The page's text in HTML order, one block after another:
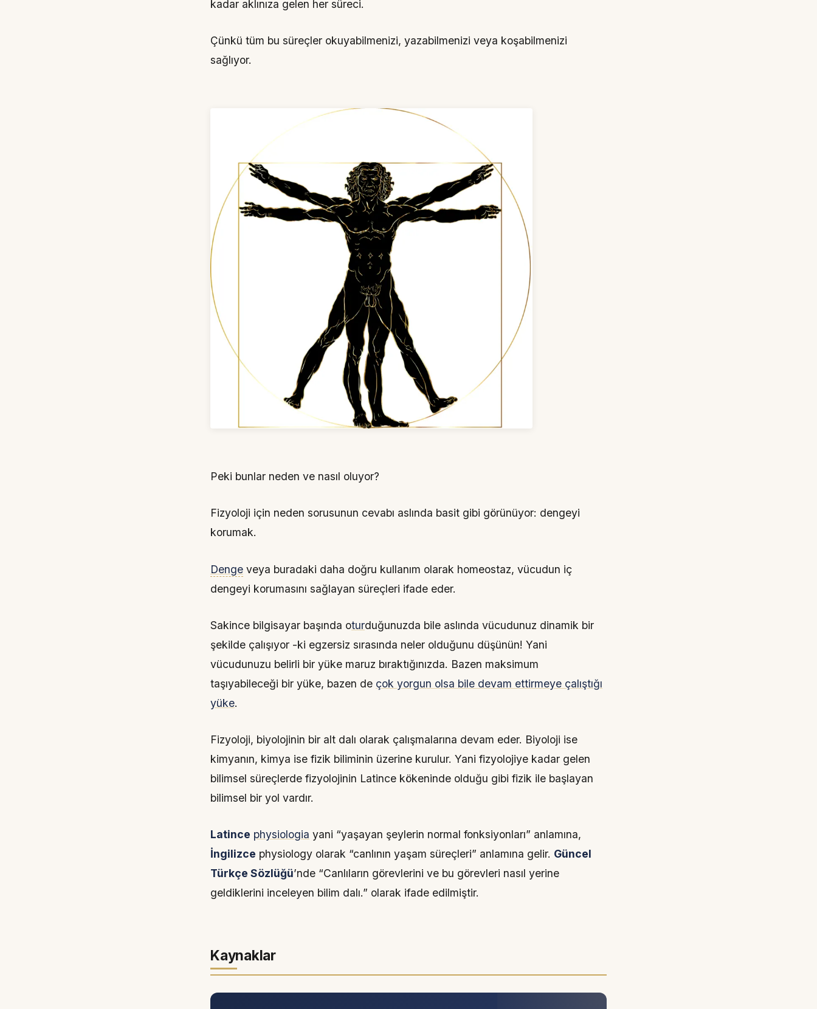
kadar aklınıza gelen her süreci.
Çünkü tüm bu süreçler okuyabilmenizi, yazabilmenizi veya koşabilmenizi
sağlıyor.
Peki bunlar neden ve nasıl oluyor?
Fizyoloji için neden sorusunun cevabı aslında basit gibi görünüyor: dengeyi
korumak.
Denge veya buradaki daha doğru kullanım olarak homeostaz, vücudun iç
dengeyi korumasını sağlayan süreçleri ifade eder.
Sakince bilgisayar başında oturduğunuzda bile aslında vücudunuz dinamik bir
şekilde çalışıyor -ki egzersiz sırasında neler olduğunu düşünün! Yani
vücudunuzu belirli bir yüke maruz bıraktığınızda. Bazen maksimum
taşıyabileceği bir yüke, bazen de çok yorgun olsa bile devam ettirmeye çalıştığı
yüke.
Fizyoloji, biyolojinin bir alt dalı olarak çalışmalarına devam eder. Biyoloji ise
kimyanın, kimya ise fizik biliminin üzerine kurulur. Yani fizyolojiye kadar gelen
bilimsel süreçlerde fizyolojinin Latince kökeninde olduğu gibi fizik ile başlayan
bilimsel bir yol vardır.
Latince physiologia yani “yaşayan şeylerin normal fonksiyonları” anlamına,
İngilizce physiology olarak “canlının yaşam süreçleri” anlamına gelir. Güncel
Türkçe Sözlüğü’nde “Canlıların görevlerini ve bu görevleri nasıl yerine
geldiklerini inceleyen bilim dalı.” olarak ifade edilmiştir.
Kaynaklar